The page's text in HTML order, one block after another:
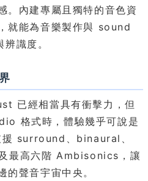
。內建專屬且獨特的音色資
就能為音樂製作與 sound
識度。
已經相當具有衝擊力，但
格式時，體驗幾乎可說是
surround、binaural、
最高六階 Ambisonics，讓
的聲音宇宙中央。